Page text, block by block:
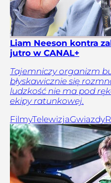
Liam Neeson kontra
jutro w CANAL+
Tajemniczy organizm
błyskawicznie się
ludzkość nie ma pod
ekipy ratunkowej.
FilmyTelewizjaGwiazdy